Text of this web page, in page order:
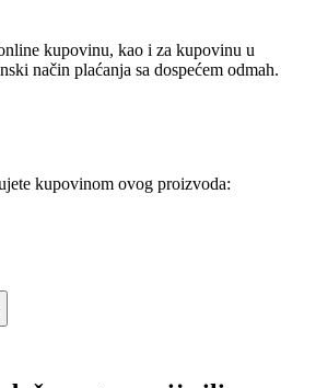
kupovinu, kao i za kupovinu u
način plaćanja sa dospećem odmah.
kupovinom ovog proizvoda: